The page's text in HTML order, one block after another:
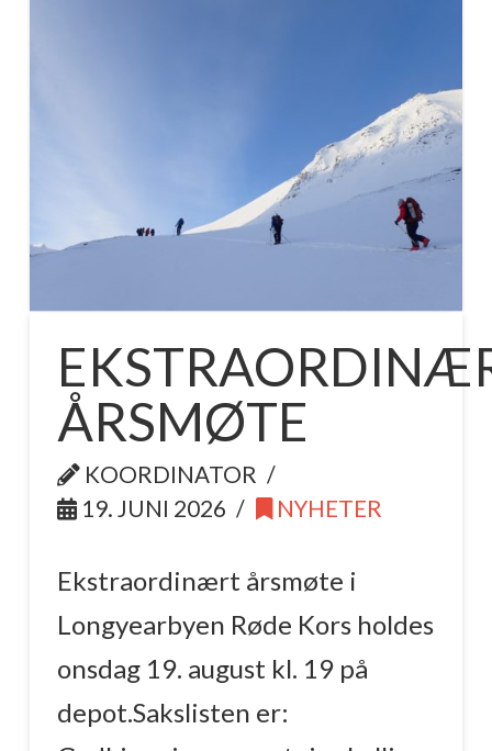
ÅRSMØTE
KOORDINATOR
19. JUNI 2026
NYHETER
Ekstraordinært årsmøte i
Longyearbyen Røde Kors holdes
onsdag 19. august kl. 19 på
depot.Sakslisten er: